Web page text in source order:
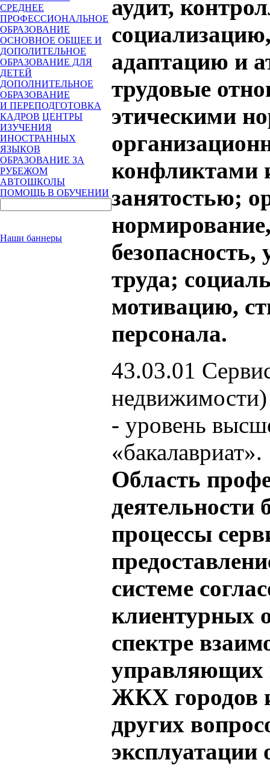
СРЕДНЕЕ
ПРОФЕССИОНАЛЬНОЕ
ОБРАЗОВАНИЕ
ОСНОВНОЕ ОБЩЕЕ И
ДОПОЛИТЕЛЬНОЕ
ОБРАЗОВАНИЕ ДЛЯ
ДЕТЕЙ
ДОПОЛНИТЕЛЬНОЕ
ОБРАЗОВАНИЕ
И ПЕРЕПОДГОТОВКА
КАДРОВ ЦЕНТРЫ
ИЗУЧЕНИЯ
ИНОСТРАННЫХ
ЯЗЫКОВ
ОБРАЗОВАНИЕ ЗА
РУБЕЖОМ
АВТОШКОЛЫ
ПОМОЩЬ В ОБУЧЕНИИ
Наши баннеры
аудит,
адаптацию и
трудовые
этическими
конфликтами
занятостью;
труда;
мотивацию,
персонала.
43.03.01
недвижимости)
- уровень
«бакалавриат».
Область
деятельности
процессы
системе
клиентурных
спектре
управляющих
ЖКХ городов
других
эксплуатации